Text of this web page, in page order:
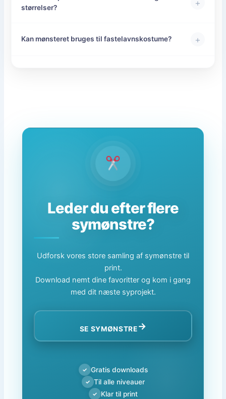
størrelser?
+
Kan mønsteret bruges til fastelavnskostume? +
Leder du efter flere
symønstre?
Udforsk vores store samling af symønstre til
print.
Download nemt dine favoritter og kom i gang
med dit næste syprojekt.
SE SYMØNSTRE→
✓ Gratis downloads
✓ Til alle niveauer
✓ Klar til print